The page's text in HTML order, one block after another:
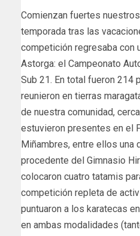
Comienzan fuertes
temporada tras las
competición regresaba con
Astorga: el Campeonato
Sub 21. En total fueron 214
reunieron en tierras
de nuestra comunidad,
estuvieron presentes en el
Miñambres, entre ellos una
procedente del Gimnasio
colocaron cuatro tatamis
competición repleta de
puntuaron a los karatecas
en ambas modalidades